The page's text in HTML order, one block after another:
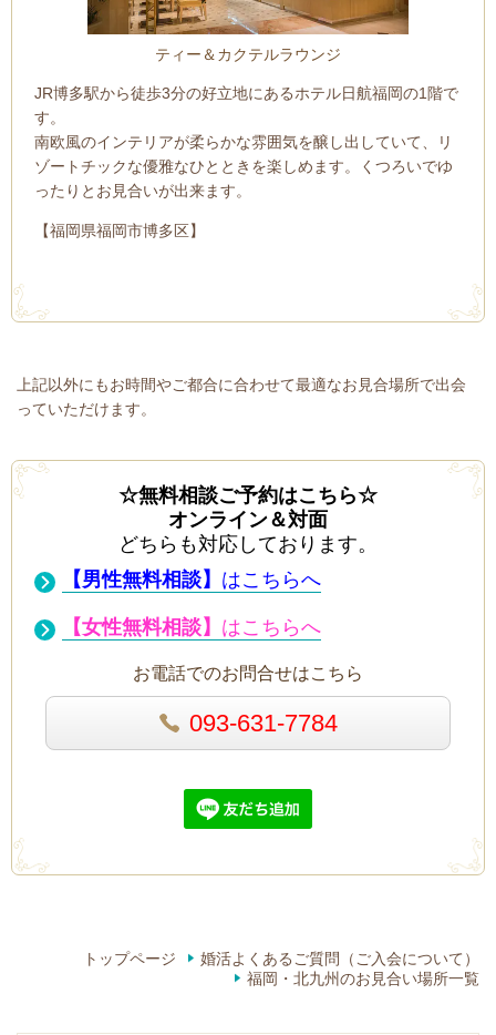
ティー＆カクテルラウンジ
JR博多駅から徒歩3分の好立地にあるホテル日航福岡の1階で
す。
南欧風のインテリアが柔らかな雰囲気を醸し出していて、リ
ゾートチックな優雅なひとときを楽しめます。くつろいでゆ
ったりとお見合いが出来ます。
【福岡県福岡市博多区】
上記以外にもお時間やご都合に合わせて最適なお見合場所で出会
っていただけます。
☆無料相談ご予約はこちら☆
オンライン＆対面
どちらも対応しております。
【男性無料相談】 はこちらへ
【女性無料相談】 はこちらへ
お電話でのお問合せはこちら
093-631-7784
トップページ
婚活よくあるご質問（ご入会について）
福岡・北九州のお見合い場所一覧